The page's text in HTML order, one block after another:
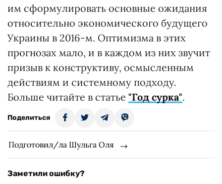
им сформулировать основные ожидания
относительно экономического будущего
Украины в 2016-м. Оптимизма в этих
прогнозах мало, и в каждом из них звучит
призыв к конструктиву, осмысленным
действиям и системному подходу.
Больше читайте в статье "Год сурка".
Поделиться
Подготовил/ла Шульга Оля
Заметили ошибку?